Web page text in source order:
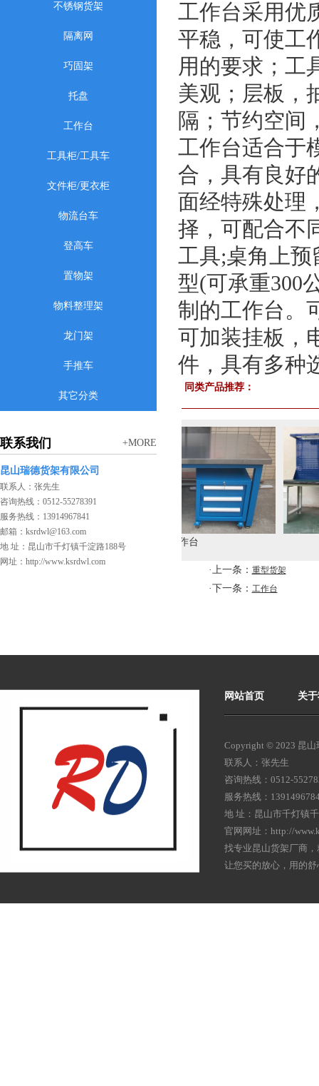
不锈钢货架
隔离网
巧固架
托盘
工作台
工具柜/工具车
文件柜/更衣柜
物流台车
登高车
置物架
物料整理架
龙门架
手推车
其它分类
联系我们 +MORE
昆山瑞德货架有限公司
联系人：张先生
咨询热线：0512-55278391
服务热线：13914967841
邮箱：ksrdwl@163.com
地 址：昆山市千灯镇千淀路188号
网址：http://www.ksrdwl.com
工作台采用优
平稳，可使工
用的要求；工
美观；层板，
隔；节约空间
工作台适合于
合，具有良好
面经特殊处理
择，可配合不
工具;桌角上
型(可承重300
制的工作台。
可加装挂板，
件，具有多种
同类产品推荐：
·上一条： 重型货架
·下一条： 工作台
网站首页 关
Copyright © 2023 昆
联系人：张先生
咨询热线：0512-
服务热线：
地 址：昆山市千灯镇
官网网址：http://
找专业昆山货架厂商
让您买的放心，用的